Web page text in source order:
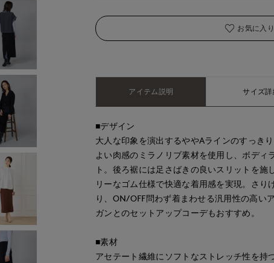
お気に入
アイテム説明 サイズ詳
■デザイン
大人な印象を演出するややAラインのすっき
よい肉感のミラノリブ素材を使用し、ボディ
ト。後ろ裾には足さばきの良いスリットを
リーなゴム仕様で快適な着用感を実現。さり
り、ON/OFF問わず着まわせる汎用性の高い
ガンとのセットアップコーデもおすすめ。
■素材
アセテート繊維にソフトなストレッチ性を持